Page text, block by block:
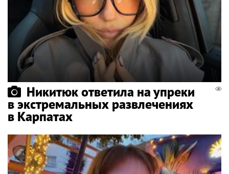
Никитюк ответила на упреки
в экстремальных развлечениях
в Карпатах